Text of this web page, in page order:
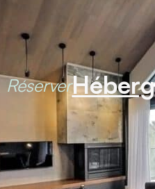
Réserver